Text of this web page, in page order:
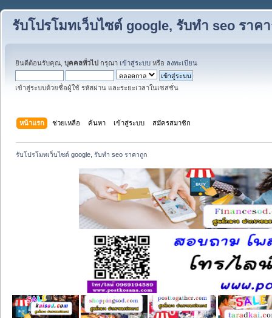
รับโปรโมทเว็บไซต์ google, รับทำ seo ราค
ยินดีต้อนรับคุณ, บุคคลทั่วไป กรุณา เข้าสู่ระบบ หรือ ลงทะเบียน
เข้าสู่ระบบด้วยชื่อผู้ใช้ รหัสผ่าน และระยะเวลาในเซสชั่น
หน้าแรก ช่วยเหลือ ค้นหา เข้าสู่ระบบ สมัครสมาชิก
รับโปรโมทเว็บไซต์ google, รับทำ seo ราคาถูก